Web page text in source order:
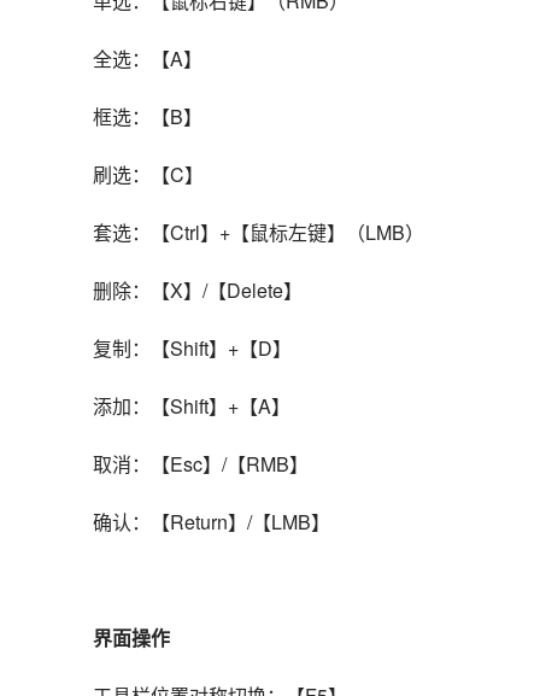
全选：【A】
框选：【B】
刷选：【C】
套选：【Ctrl】+【鼠标左键】（LMB）
删除：【X】/【Delete】
复制：【Shift】+【D】
添加：【Shift】+【A】
取消：【Esc】/【RMB】
确认：【Return】/【LMB】
界面操作